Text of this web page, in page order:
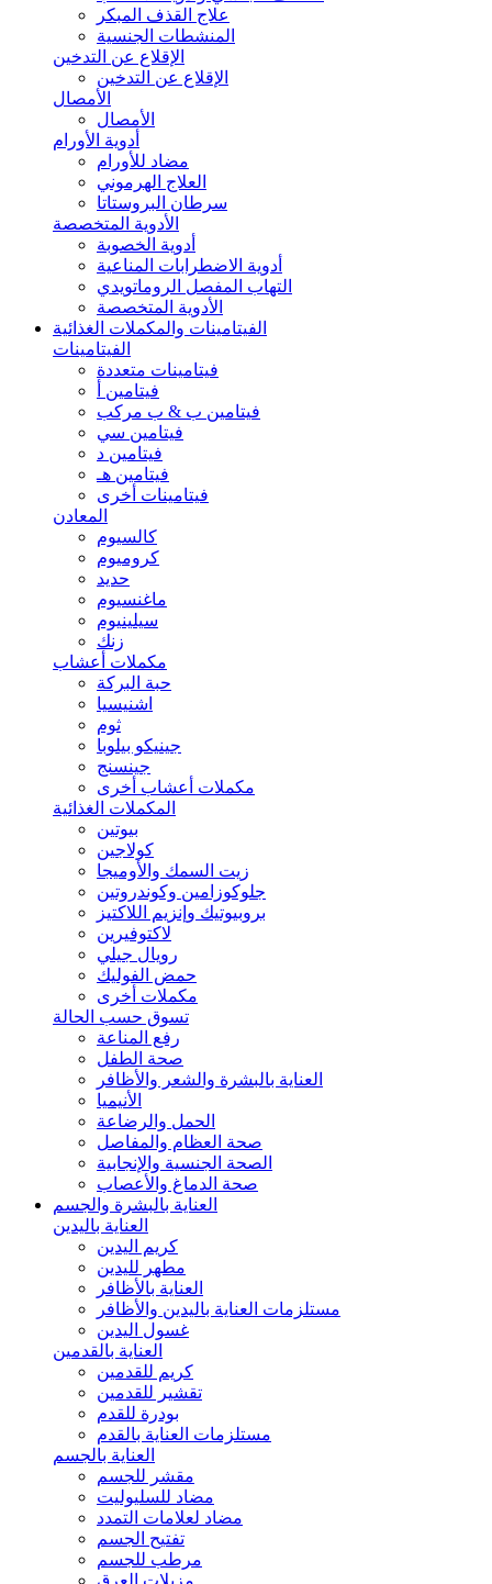
علاج القذف المبكر
المنشطات الجنسية
الإقلاع عن التدخين
الإقلاع عن التدخين
الأمصال
الأمصال
أدوية الأورام
مضاد للأورام
العلاج الهرموني
سرطان البروستاتا
الأدوية المتخصصة
أدوية الخصوبة
أدوية الاضطرابات المناعية
التهاب المفصل الروماتويدي
الأدوية المتخصصة
الفيتامينات والمكملات الغذائية
الفيتامينات
فيتامينات متعددة
فيتامين أ
فيتامين ب & ب مركب
فيتامين سي
فيتامين د
فيتامين هـ
فيتامينات أخرى
المعادن
كالسيوم
كروميوم
حديد
ماغنسيوم
سيلينيوم
زنك
مكملات أعشاب
حبة البركة
اشنيسيا
ثوم
جينيكو بيلوبا
جينسنج
مكملات أعشاب أخرى
المكملات الغذائية
بيوتين
كولاجين
زيت السمك والأوميجا
جلوكوزامين وكوندروتين
بروبيوتيك وإنزيم اللاكتيز
لاكتوفيرين
رويال جيلي
حمض الفوليك
مكملات أخرى
تسوق حسب الحالة
رفع المناعة
صحة الطفل
العناية بالبشرة والشعر والأظافر
الأنيميا
الحمل والرضاعة
صحة العظام والمفاصل
الصحة الجنسية والإنجابية
صحة الدماغ والأعصاب
العناية بالبشرة والجسم
العناية باليدين
كريم اليدين
مطهر لليدين
العناية بالأظافر
مستلزمات العناية باليدين والأظافر
غسول اليدين
العناية بالقدمين
كريم للقدمين
تقشير للقدمين
بودرة للقدم
مستلزمات العناية بالقدم
العناية بالجسم
مقشر للجسم
مضاد للسليوليت
مضاد لعلامات التمدد
تفتيح الجسم
مرطب للجسم
مزيلات العرق